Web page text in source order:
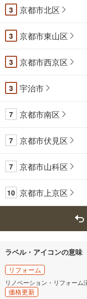
3 京都市北区
3 京都市東山区
3 京都市西京区
3 宇治市
7 京都市南区
7 京都市伏見区
7 京都市山科区
10 京都市上京区
ラベル・アイコンの意味
リフォーム
リノベーション・リフォーム
価格更新